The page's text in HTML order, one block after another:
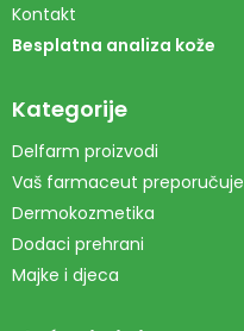
Kontakt
Besplatna analiza kože
Kategorije
Delfarm proizvodi
Vaš farmaceut preporučuje
Dermokozmetika
Dodaci prehrani
Majke i djeca